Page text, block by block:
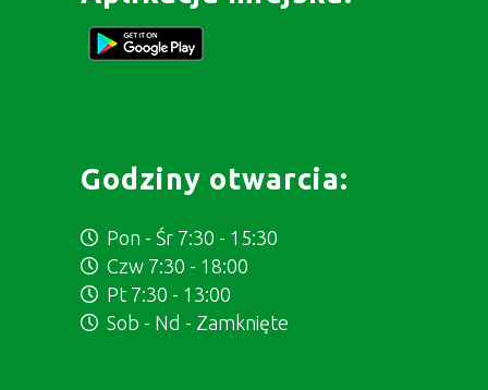
Godziny otwarcia:
Pon - Śr 7:30 - 15:30
Czw 7:30 - 18:00
Pt 7:30 - 13:00
Sob - Nd - Zamknięte